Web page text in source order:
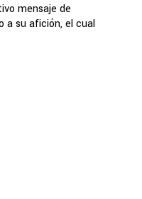
mensaje de
a su afición, el cual